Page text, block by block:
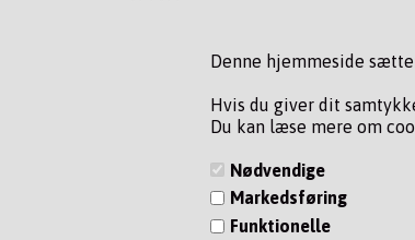
Denne hjemmeside
Hvis du giver dit
Du kan læse mere om
Nødvendige
Markedsføring
Funktionelle
Onsdag : LUKKET
Torsdag : LUKKET
Fredag : LUKKET
Lørdag : LUKKET
VED BYTNING AF GAS MANDAG OG
PÅ 75 80 22 76